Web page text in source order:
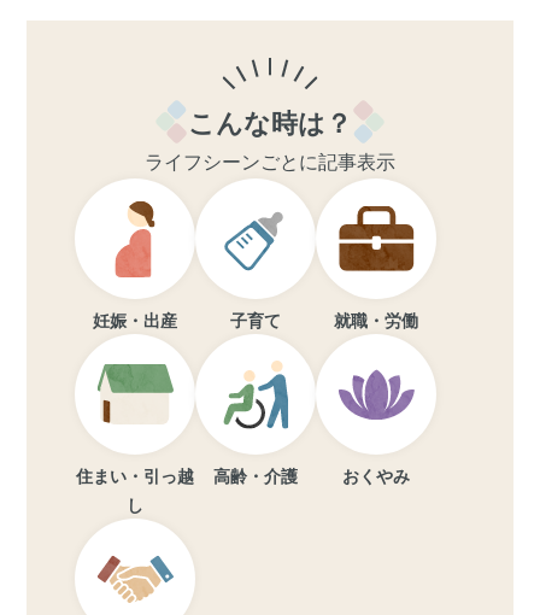
こんな時は？
ライフシーンごとに記事表示
妊娠・出産 子育て 就職・労働
住まい・引っ越
し
高齢・介護 おくやみ